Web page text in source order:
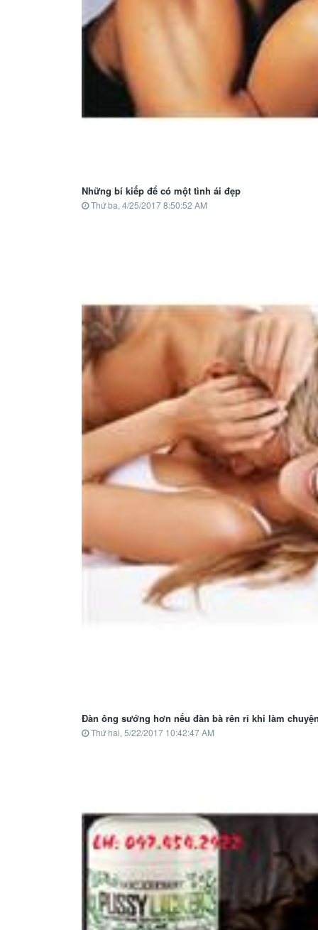
Những bí kiếp để có một tình ái đẹp
Thứ ba, 4/25/2017 8:50:52 AM
Đàn ông sướng hơn nếu đàn bà rên rỉ khi làm
Thứ hai, 5/22/2017 10:42:47 AM